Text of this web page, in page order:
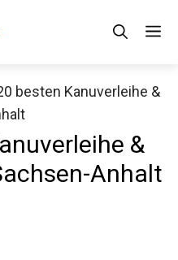
besten Kanuverleihe &
&
Anhalt